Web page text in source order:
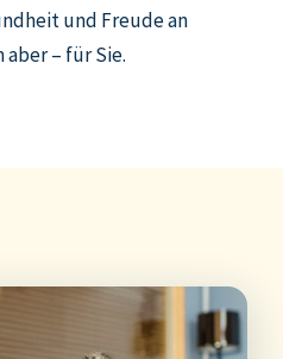
und Freude an
aber – für Sie.